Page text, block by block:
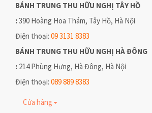
BÁNH TRUNG THU HỮU NGHỊ TÂY HỒ
:390 Hoàng Hoa Thám, Tây Hồ, Hà Nội
Điện thoại: 09 3131 8383
BÁNH TRUNG THU HỮU NGHỊ HÀ ĐÔNG
: 214 Phùng Hưng, Hà Đông, Hà Nội
Điện thoại: 089 889 8383
Cửa hàng